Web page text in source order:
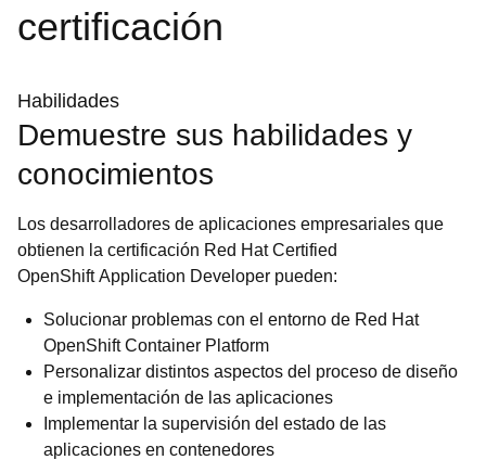
certificación
Habilidades
Demuestre sus habilidades y
conocimientos
Los desarrolladores de aplicaciones empresariales que
obtienen la certificación Red Hat Certified
OpenShift Application Developer pueden:
Solucionar problemas con el entorno de Red Hat
OpenShift Container Platform
Personalizar distintos aspectos del proceso de diseño
e implementación de las aplicaciones
Implementar la supervisión del estado de las
aplicaciones en contenedores